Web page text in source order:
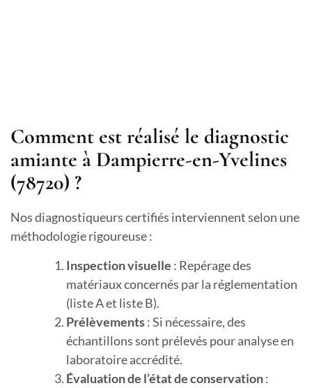
Comment est réalisé le diagnostic
amiante à Dampierre-en-Yvelines
(78720) ?
Nos diagnostiqueurs certifiés interviennent selon une
méthodologie rigoureuse :
Inspection visuelle : Repérage des
matériaux concernés par la réglementation
(liste A et liste B).
Prélèvements: Si nécessaire, des
échantillons sont prélevés pour analyse en
laboratoire accrédité.
Évaluation de l’état de conservation: